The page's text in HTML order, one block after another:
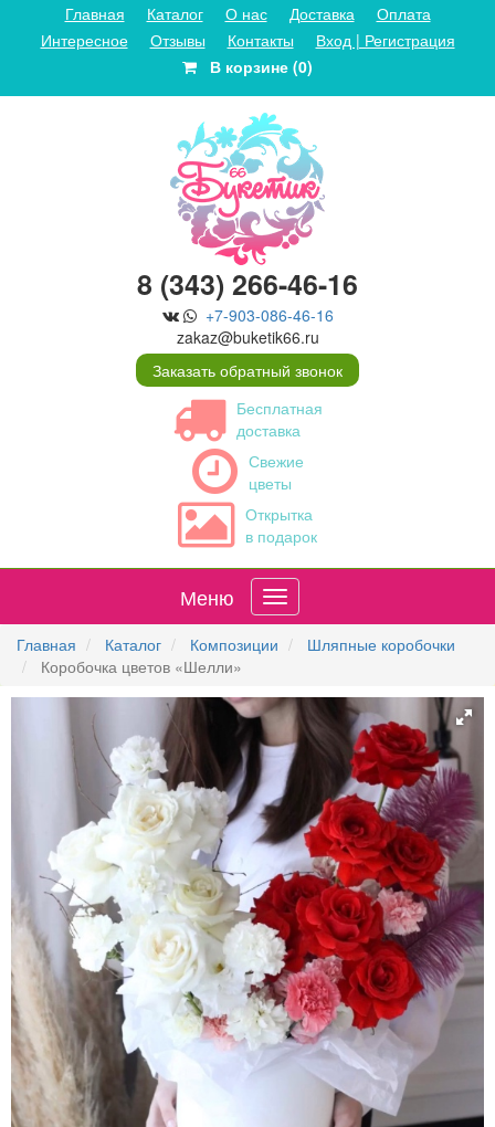
Главная Каталог О нас Доставка
Оплата
Интересное
Отзывы Контакты
Вход | Регистрация
В корзине (0)
8 (343) 266-46-16
+7-903-086-46-16
zakaz@buketik66.ru
Заказать обратный звонок
Бесплатная
доставка
Свежие
цветы
Открытка
в подарок
Меню
Главная Каталог Композиции
Шляпные коробочки
Коробочка цветов «Шелли»